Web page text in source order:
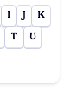
I J K
T U